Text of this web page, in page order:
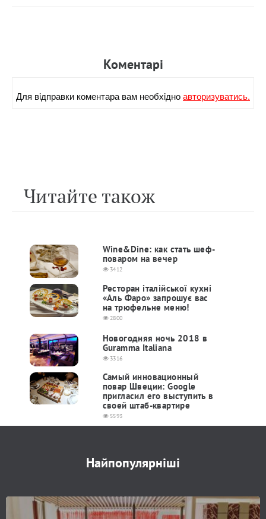
Коментарi
Для вiдправки коментара вам необхiдноавторизуватись.
Читайте також
Wine&Dine: как стать шеф-
поваром на вечер
3412
Ресторан італійської кухні
«Аль Фаро» запрошує вас
на трюфельне меню!
2800
Новогодняя ночь 2018 в
Guramma Italiana
3316
Самый инновационный
повар Швеции: Google
пригласил его выступить в
своей штаб-квартире
5593
Найпопулярніші